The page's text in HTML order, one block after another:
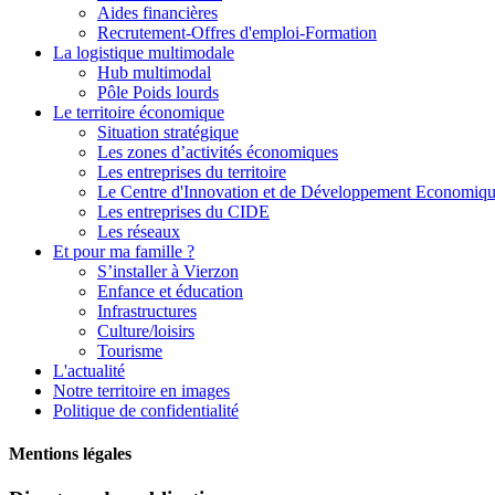
Aides financières
Recrutement-Offres d'emploi-Formation
La logistique multimodale
Hub multimodal
Pôle Poids lourds
Le territoire économique
Situation stratégique
Les zones d’activités économiques
Les entreprises du territoire
Le Centre d'Innovation et de Développement
Les entreprises du CIDE
Les réseaux
Et pour ma famille ?
S’installer à Vierzon
Enfance et éducation
Infrastructures
Culture/loisirs
Tourisme
L'actualité
Notre territoire en images
Politique de confidentialité
Mentions légales